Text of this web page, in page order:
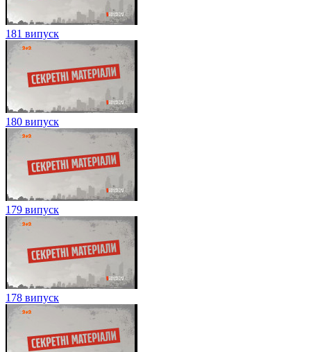
181 випуск
180 випуск
179 випуск
178 випуск